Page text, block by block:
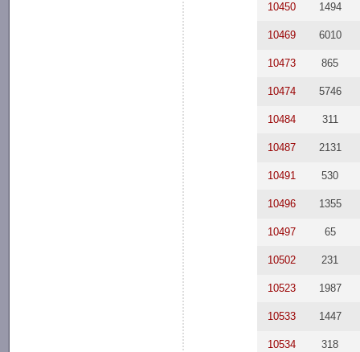
10450 1494
10469 6010
10473 865
10474 5746
10484 311
10487 2131
10491 530
10496 1355
10497 65
10502 231
10523 1987
10533 1447
10534 318